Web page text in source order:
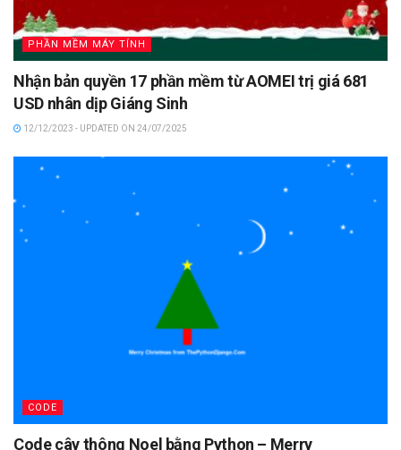
PHẦN MỀM MÁY TÍNH
Nhận bản quyền 17 phần mềm từ AOMEI trị giá 681
USD nhân dịp Giáng Sinh
12/12/2023 - UPDATED ON 24/07/2025
CODE
Code cây thông Noel bằng Python – Merry